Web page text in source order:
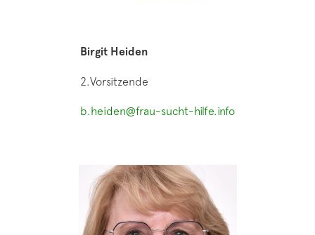
Birgit Heiden
2.Vorsitzende
b.heiden@frau-sucht-hilfe.info